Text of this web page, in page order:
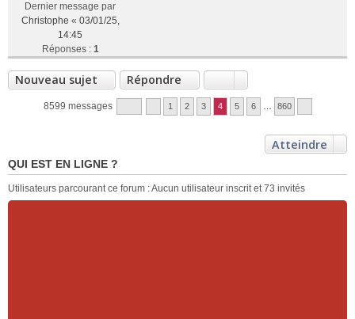
Dernier message par
Christophe « 03/01/25,
14:45
Réponses : 1
Nouveau sujet Répondre
8599 messages 1 2 3 4 5 6 860
Atteindre
QUI EST EN LIGNE ?
Utilisateurs parcourant ce forum : Aucun utilisateur inscrit et 73 invités